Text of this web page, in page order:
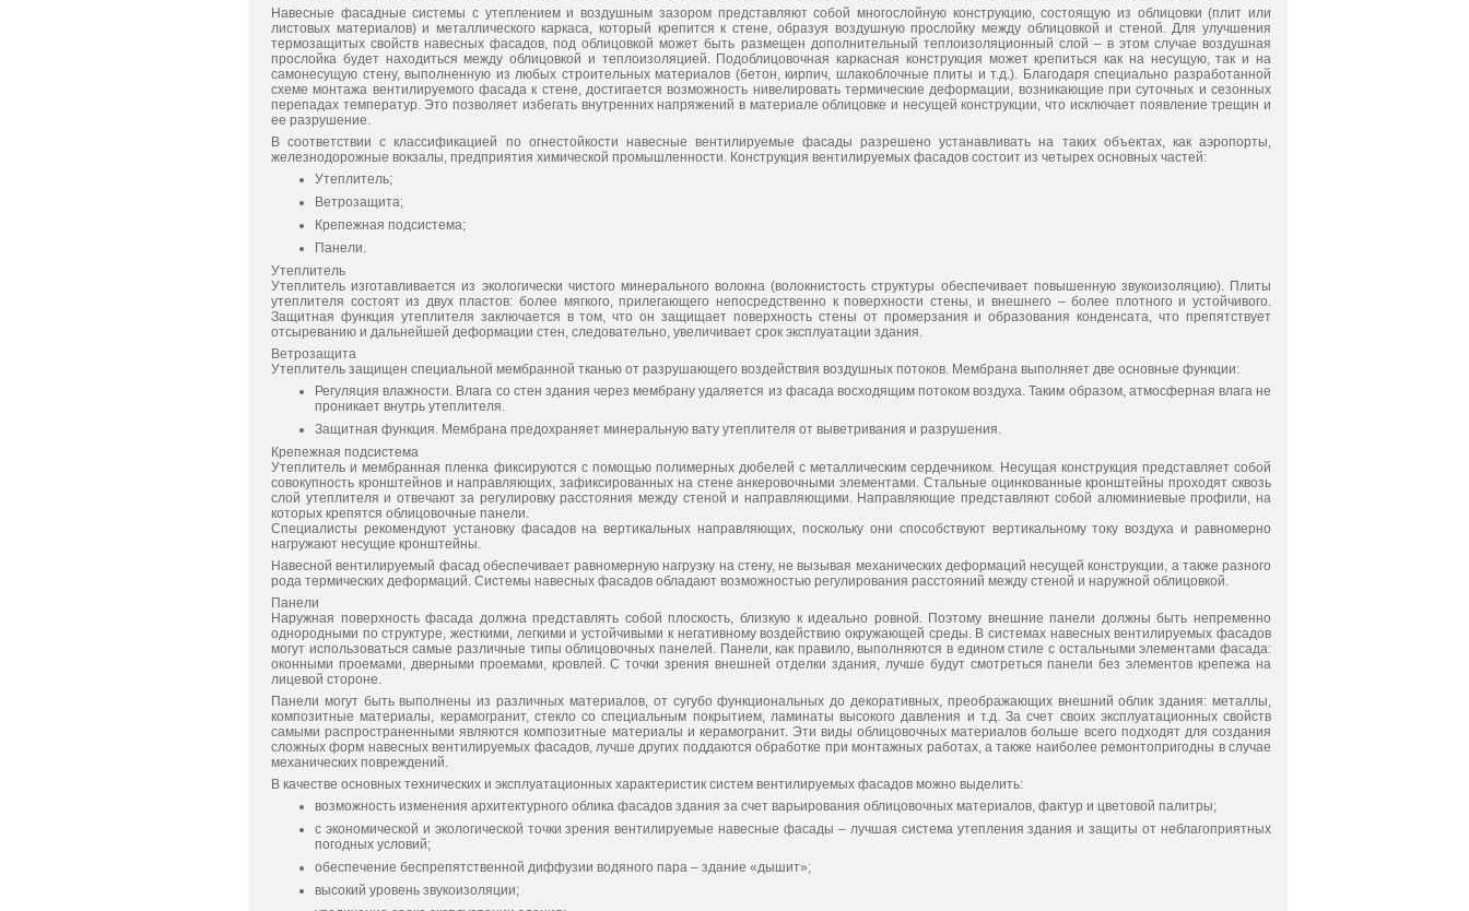
Навесные фасадные системы с утеплением и воздушным зазором представляют собой многослойную конструкцию, состоящую из облицовки (плит или
листовых материалов) и металлического каркаса, который крепится к стене, образуя воздушную прослойку между облицовкой и стеной. Для улучшения
термозащитых свойств навесных фасадов, под облицовкой может быть размещен дополнительный теплоизоляционный слой – в этом случае воздушная
прослойка будет находиться между облицовкой и теплоизоляцией. Подоблицовочная каркасная конструкция может крепиться как на несущую, так и на
самонесущую стену, выполненную из любых строительных материалов (бетон, кирпич, шлакоблочные плиты и т.д.). Благодаря специально разработанной
схеме монтажа вентилируемого фасада к стене, достигается возможность нивелировать термические деформации, возникающие при суточных и сезонных
перепадах температур. Это позволяет избегать внутренних напряжений в материале облицовке и несущей конструкции, что исключает появление трещин и
ее разрушение.
В соответствии с классификацией по огнестойкости навесные вентилируемые фасады разрешено устанавливать на таких объектах, как аэропорты,
железнодорожные вокзалы, предприятия химической промышленности. Конструкция вентилируемых фасадов состоит из четырех основных частей:
Утеплитель;
Ветрозащита;
Крепежная подсистема;
Панели.
Утеплитель
Утеплитель изготавливается из экологически чистого минерального волокна (волокнистость структуры обеспечивает повышенную звукоизоляцию). Плиты
утеплителя состоят из двух пластов: более мягкого, прилегающего непосредственно к поверхности стены, и внешнего – более плотного и устойчивого.
Защитная функция утеплителя заключается в том, что он защищает поверхность стены от промерзания и образования конденсата, что препятствует
отсыреванию и дальнейшей деформации стен, следовательно, увеличивает срок эксплуатации здания.
Ветрозащита
Утеплитель защищен специальной мембранной тканью от разрушающего воздействия воздушных потоков. Мембрана выполняет две основные функции:
Регуляция влажности. Влага со стен здания через мембрану удаляется из фасада восходящим потоком воздуха. Таким образом, атмосферная влага не
проникает внутрь утеплителя.
Защитная функция. Мембрана предохраняет минеральную вату утеплителя от выветривания и разрушения.
Крепежная подсистема
Утеплитель и мембранная пленка фиксируются с помощью полимерных дюбелей с металлическим сердечником. Несущая конструкция представляет собой
совокупность кронштейнов и направляющих, зафиксированных на стене анкеровочными элементами. Стальные оцинкованные кронштейны проходят сквозь
слой утеплителя и отвечают за регулировку расстояния между стеной и направляющими. Направляющие представляют собой алюминиевые профили, на
которых крепятся облицовочные панели.
Специалисты рекомендуют установку фасадов на вертикальных направляющих, поскольку они способствуют вертикальному току воздуха и равномерно
нагружают несущие кронштейны.
Навесной вентилируемый фасад обеспечивает равномерную нагрузку на стену, не вызывая механических деформаций несущей конструкции, а также разного
рода термических деформаций. Системы навесных фасадов обладают возможностью регулирования расстояний между стеной и наружной облицовкой.
Панели
Наружная поверхность фасада должна представлять собой плоскость, близкую к идеально ровной. Поэтому внешние панели должны быть непременно
однородными по структуре, жесткими, легкими и устойчивыми к негативному воздействию окружающей среды. В системах навесных вентилируемых фасадов
могут использоваться самые различные типы облицовочных панелей. Панели, как правило, выполняются в едином стиле с остальными элементами фасада:
оконными проемами, дверными проемами, кровлей. С точки зрения внешней отделки здания, лучше будут смотреться панели без элементов крепежа на
лицевой стороне.
Панели могут быть выполнены из различных материалов, от сугубо функциональных до декоративных, преображающих внешний облик здания: металлы,
композитные материалы, керамогранит, стекло со специальным покрытием, ламинаты высокого давления и т.д. За счет своих эксплуатационных свойств
самыми распространенными являются композитные материалы и керамогранит. Эти виды облицовочных материалов больше всего подходят для создания
сложных форм навесных вентилируемых фасадов, лучше других поддаются обработке при монтажных работах, а также наиболее ремонтопригодны в случае
механических повреждений.
В качестве основных технических и эксплуатационных характеристик систем вентилируемых фасадов можно выделить:
возможность изменения архитектурного облика фасадов здания за счет варьирования облицовочных материалов, фактур и цветовой палитры;
с экономической и экологической точки зрения вентилируемые навесные фасады – лучшая система утепления здания и защиты от неблагоприятных
погодных условий;
обеспечение беспрепятственной диффузии водяного пара – здание «дышит»;
высокий уровень звукоизоляции;